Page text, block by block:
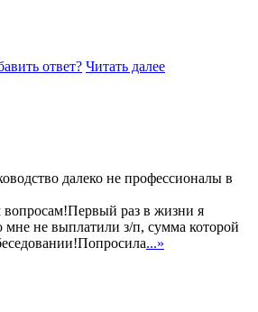
ответ? Читать далее
далеко не профессионалы в
вопросам!Первый раз в жизни я
мне не выплатили з/п, сумма которой
...»